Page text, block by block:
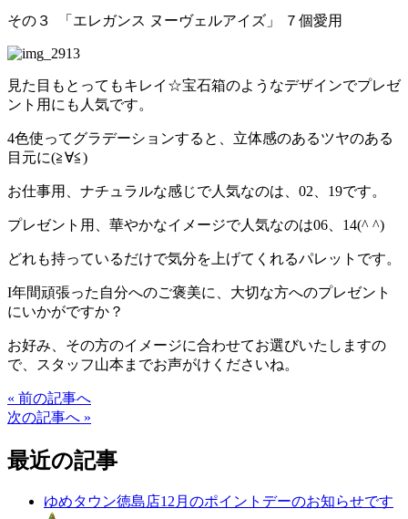
その３ 「エレガンス ヌーヴェルアイズ」 ７個愛用
見た目もとってもキレイ☆宝石箱のようなデザインでプレゼ
ント用にも人気です。
4色使ってグラデーションすると、立体感のあるツヤのある
目元に(≧∀≦)
お仕事用、ナチュラルな感じで人気なのは、02、19です。
プレゼント用、華やかなイメージで人気なのは06、14(^ ^)
どれも持っているだけで気分を上げてくれるパレットです。
I年間頑張った自分へのご褒美に、大切な方へのプレゼント
にいかがですか？
お好み、その方のイメージに合わせてお選びいたしますの
で、スタッフ山本までお声がけくださいね。
« 前の記事へ
次の記事へ »
最近の記事
ゆめタウン徳島店12月のポイントデーのお知らせです